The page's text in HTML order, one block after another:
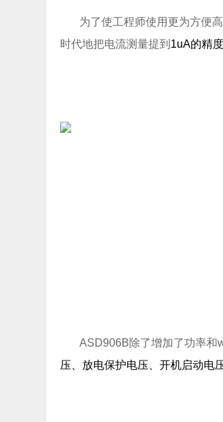
为了使工程师使用更为方便
时代地把电流测量提到 1uA的精
ASD906B除了增加了功率和
压、放电保护电压、开机启动电